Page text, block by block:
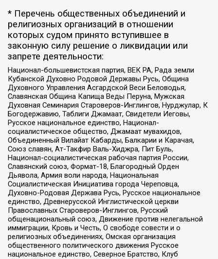
* Перечень общественных объединений и
религиозных организаций в отношении
которых судом принято вступившее в
законную силу решение о ликвидации или
запрете деятельности:
Национал-большевистская партия, ВЕК РА, Рада земли
Кубанской Духовно Родовой Державы Русь, Община
Духовного Управления Асгардской Веси Беловодья,
Славянская Община Капища Веды Перуна, Мужская
Духовная Семинария Староверов-Инглингов, Нурджулар, К
Богодержавию, Таблиги Джамаат, Свидетели Иеговы,
Русское национальное единство, Национал-
социалистическое общество, Джамаат мувахидов,
Объединенный Вилайат Кабарды, Балкарии и Карачая,
Союз славян, Ат-Такфир Валь-Хиджра, Пит Буль,
Национал-социалистическая рабочая партия России,
Славянский союз, Формат-18, Благородный Орден
Дьявола, Армия воли народа, Национальная
Социалистическая Инициатива города Череповца,
Духовно-Родовая Держава Русь, Русское национальное
единство, Древнерусской Инглистической церкви
Православных Староверов-Инглингов, Русский
общенациональный союз, Движение против нелегальной
иммиграции, Кровь и Честь, О свободе совести и о
религиозных объединениях, Омская организация
общественного политического движения Русское
национальное единство, Северное Братство, Клуб